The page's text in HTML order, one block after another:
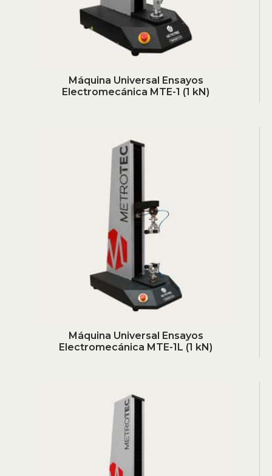
Máquina Universal Ensayos
Electromecánica MTE-1 (1 kN)
Máquina Universal Ensayos
Electromecánica MTE-1L (1 kN)